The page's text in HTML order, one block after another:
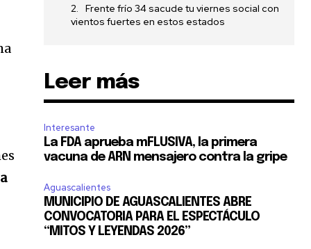
Frente frío 34 sacude tu viernes social con
vientos fuertes en estos estados
Leer más
Interesante
La FDA aprueba mFLUSIVA, la primera
vacuna de ARN mensajero contra la gripe
Aguascalientes
MUNICIPIO DE AGUASCALIENTES ABRE
CONVOCATORIA PARA EL ESPECTÁCULO
“MITOS Y LEYENDAS 2026”